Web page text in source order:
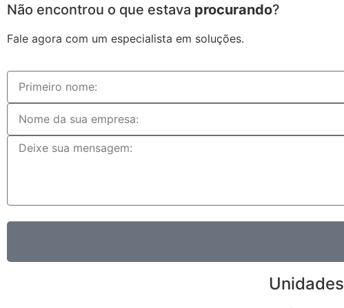
Não encontrou o que estava procurando?
Fale agora com um especialista em soluções.
Unidades